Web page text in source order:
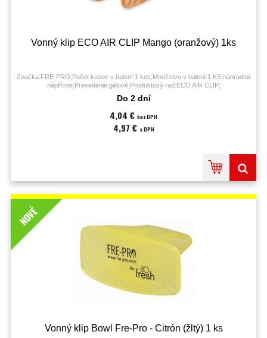
Vonný klip ECO AIR CLIP Mango (oranžový) 1ks
Značka:FRE-PRO;Počet kusov v balení:1 kus;Množstvo v balení:1 KS;náhradná
náplň:nie;Prevedenie:gélové;Produktový rad:ECO AIR CLIP;
Do 2 dní
4,04 € bez DPH
4,97 € s DPH
NOVÉ
Vonný klip Bowl Fre-Pro - Citrón (žltý) 1 ks